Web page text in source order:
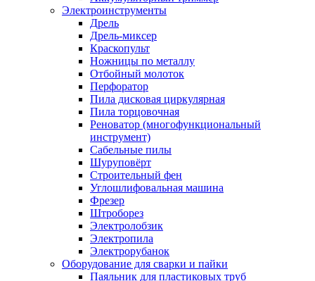
Электроинструменты
Дрель
Дрель-миксер
Краскопульт
Ножницы по металлу
Отбойный молоток
Перфоратор
Пила дисковая циркулярная
Пила торцовочная
Реноватор (многофункциональный
инструмент)
Сабельные пилы
Шуруповёрт
Строительный фен
Углошлифовальная машина
Фрезер
Штроборез
Электролобзик
Электропила
Электрорубанок
Оборудование для сварки и пайки
Паяльник для пластиковых труб